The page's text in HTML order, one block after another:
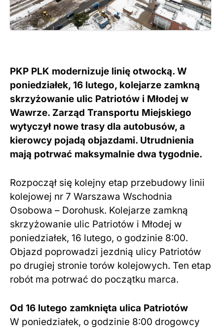
PKP PLK modernizuje linię otwocką. W
poniedziałek, 16 lutego, kolejarze zamkną
skrzyżowanie ulic Patriotów i Młodej w
Wawrze. Zarząd Transportu Miejskiego
wytyczył nowe trasy dla autobusów, a
kierowcy pojadą objazdami. Utrudnienia
mają potrwać maksymalnie dwa tygodnie.
Rozpoczął się kolejny etap przebudowy linii
kolejowej nr 7 Warszawa Wschodnia
Osobowa – Dorohusk. Kolejarze zamkną
skrzyżowanie ulic Patriotów i Młodej w
poniedziałek, 16 lutego, o godzinie 8:00.
Objazd poprowadzi jezdnią ulicy Patriotów
po drugiej stronie torów kolejowych. Ten etap
robót ma potrwać do początku marca.
Od 16 lutego zamknięta ulica Patriotów
W poniedziałek, o godzinie 8:00 drogowcy